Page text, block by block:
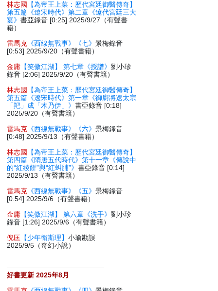
林志國
【為帝王上菜：歷代宮廷御醫傳奇】
第五篇《遼宋時代》第二章《遼代宮廷三大
宴》書亞錄音 [0:25] 2025/9/27（有聲書
籍）
雷馬克 《西線無戰事》《七》景梅錄音
[0:53] 2025/9/20（有聲書籍）
金庸 【笑傲江湖】 第七章《授譜》劉小珍
錄音 [2:06] 2025/9/20（有聲書籍）
林志國
【為帝王上菜：歷代宮廷御醫傳奇】
第五篇《遼宋時代》第一章《御廚將遼太宗
「羓」成「木乃伊」》書亞錄音 [0:18]
2025/9/20（有聲書籍）
雷馬克 《西線無戰事》《六》景梅錄音
[0:48] 2025/9/13（有聲書籍）
林志國
【為帝王上菜：歷代宮廷御醫傳奇】
第四篇《隋唐五代時代》第十一章《傳說中
的“紅綾餅”與“紅虯脯”》書亞錄音 [0:14]
2025/9/13（有聲書籍）
雷馬克 《西線無戰事》《五》景梅錄音
[0:54] 2025/9/6（有聲書籍）
金庸 【笑傲江湖】 第六章《洗手》劉小珍
錄音 [1:26] 2025/9/6（有聲書籍）
倪匡 【少年衛斯理】小瑜勘誤
2025/9/5（奇幻小說）
好書更新 2025年8月